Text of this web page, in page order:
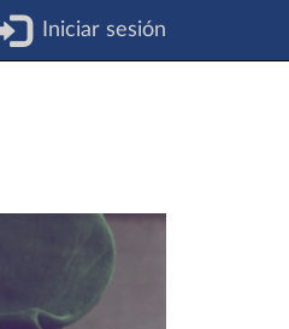
Iniciar sesión